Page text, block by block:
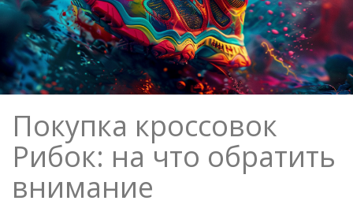
Покупка кроссовок
Рибок: на что обратить
внимание